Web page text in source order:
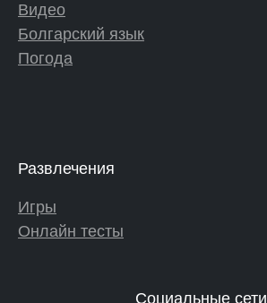
Видео
Болгарский язык
Погода
Развлечения
Игры
Онлайн тесты
Социальные сети